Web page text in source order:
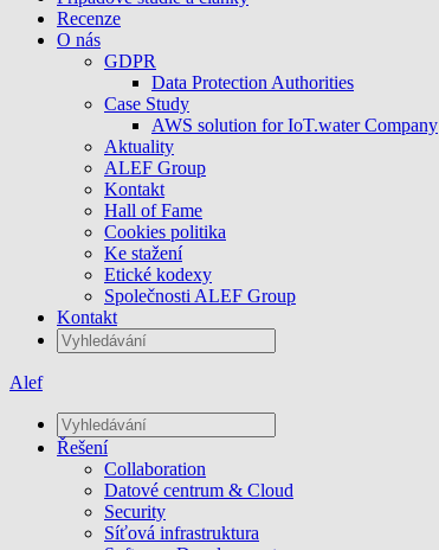
Recenze
O nás
GDPR
Data Protection Authorities
Case Study
AWS solution for IoT.water Company
Aktuality
ALEF Group
Kontakt
Hall of Fame
Cookies politika
Ke stažení
Etické kodexy
Společnosti ALEF Group
Kontakt
Alef
Řešení
Collaboration
Datové centrum & Cloud
Security
Síťová infrastruktura